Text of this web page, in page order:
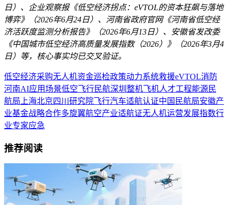
日）、企业观察报《低空经济拐点：eVTOL的资本狂飙与落地
博弈》（2026年6月24日）、河南省政府官网《河南省低空经
济活跃度监测分析报告》（2026年6月13日）、安徽省发改委
《中国城市低空经济高质量发展指数（2026）》（2026年3月4
日）等，核心事实均已交叉验证。
低空经济采购无人机资金巡检政策动力系统救援eVTOL消防
河南AI应用场景低空飞行民航深圳 整机飞机人才工程能源 民
航局 上海北京四川 研究院飞行汽车适航认证中国民航局安徽产
业基金战略合作多旋翼航空产业适航证无人机运营发展指数行
业专家应急
推荐阅读